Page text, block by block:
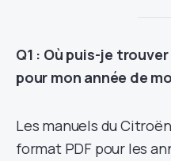
Q1 : Où puis-je
pour mon année de
Les manuels du
format PDF pour les